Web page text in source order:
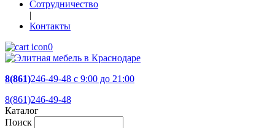
Сотрудничество
|
Контакты
0
8(861)246-49-48 c 9:00 до 21:00
8(861)246-49-48
Каталог
Поиск